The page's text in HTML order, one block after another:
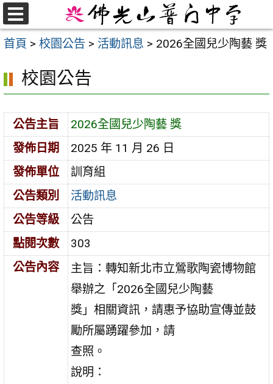
跳
至
主首頁 > 校園公告 > 活動訊息 > 2026全國兒少陶藝 獎
校園公告
公告主旨
2026全國兒少陶藝 獎
發佈日期
2025 年 11 月 26 日
發佈單位
訓育組
公告類別
活動訊息
公告等級
公告
點閱次數
303
公告內容
主旨：轉知新北市立鶯歌陶瓷博物館
舉辦之「2026全國兒少陶藝
獎」相關資訊，請惠予協助宣傳並鼓
勵所屬踴躍參加，請
查照。
說明：
選
單